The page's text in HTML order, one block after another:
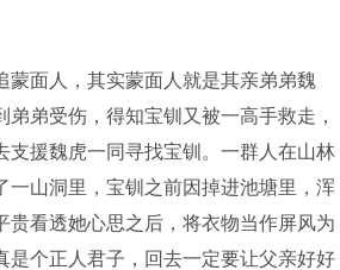
面人，其实蒙面人就是其亲弟弟魏
弟受伤，得知宝钏又被一高手救走，
援魏虎一同寻找宝钏。一群人在山林
山洞里，宝钏之前因掉进池塘里，浑
看透她心思之后，将衣物当作屏风为
个正人君子，回去一定要让父亲好好